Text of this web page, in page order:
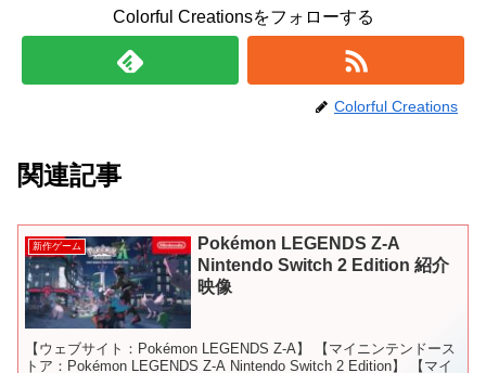
Colorful Creationsをフォローする
Colorful Creations
関連記事
新作ゲーム
Pokémon LEGENDS Z-A
Nintendo Switch 2 Edition 紹介
映像
【ウェブサイト：Pokémon LEGENDS Z-A】 【マイニンテンドース
トア：Pokémon LEGENDS Z-A Nintendo Switch 2 Edition】 【マイ